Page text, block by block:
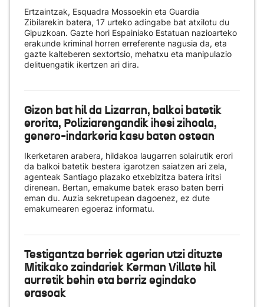
Ertzaintzak, Esquadra Mossoekin eta Guardia
Zibilarekin batera, 17 urteko adingabe bat atxilotu du
Gipuzkoan. Gazte hori Espainiako Estatuan nazioarteko
erakunde kriminal horren erreferente nagusia da, eta
gazte kalteberen sextortsio, mehatxu eta manipulazio
delituengatik ikertzen ari dira.
Gizon bat hil da Lizarran, balkoi batetik
erorita, Poliziarengandik ihesi zihoala,
genero-indarkeria kasu baten ostean
Ikerketaren arabera, hildakoa laugarren solairutik erori
da balkoi batetik bestera igarotzen saiatzen ari zela,
agenteak Santiago plazako etxebizitza batera iritsi
direnean. Bertan, emakume batek eraso baten berri
eman du. Auzia sekretupean dagoenez, ez dute
emakumearen egoeraz informatu.
Testigantza berriek agerian utzi dituzte
Mitikako zaindariek Kerman Villate hil
aurretik behin eta berriz egindako
erasoak